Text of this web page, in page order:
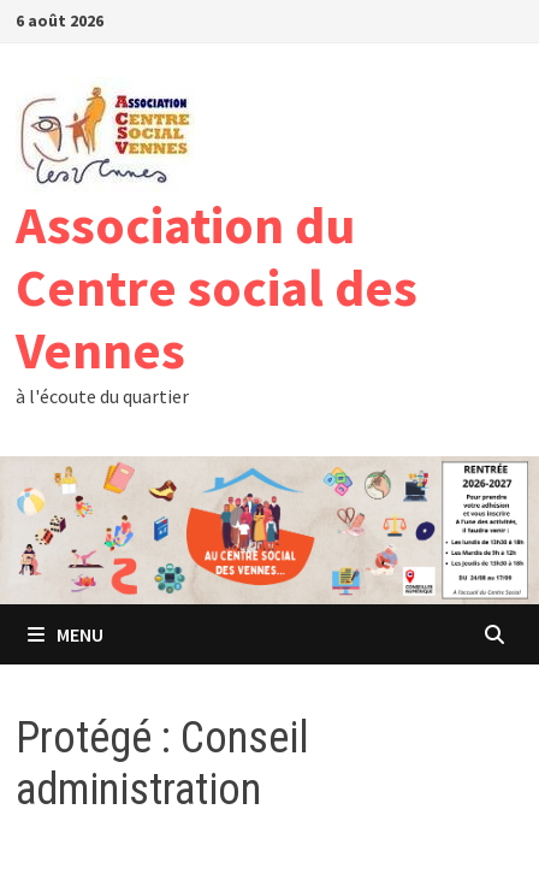
6 août 2026
Association du
Centre social des
Vennes
à l'écoute du quartier
MENU
Protégé : Conseil
administration